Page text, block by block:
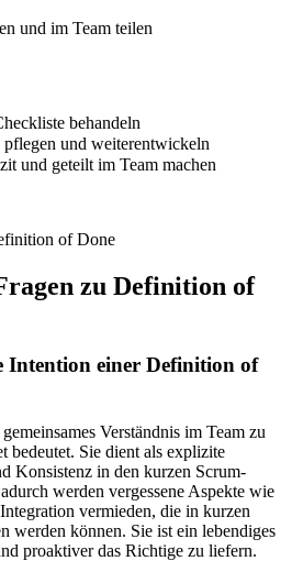
und im Team teilen
behandeln
und weiterentwickeln
und geteilt im Team machen
of Done
zu Definition of
Intention einer Definition of
Verständnis im Team zu
bedeutet. Sie dient als explizite
Konsistenz in den kurzen Scrum-
werden vergessene Aspekte wie
vermieden, die in kurzen
werden können. Sie ist ein lebendiges
proaktiver das Richtige zu liefern.